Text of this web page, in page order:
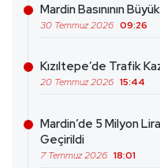
Mardin Basınının
30 Temmuz 2026 09:26
Kızıltepe’de Trafik
20 Temmuz 2026 15:44
Mardin’de 5 Milyon
Geçirildi
7 Temmuz 2026 18:01